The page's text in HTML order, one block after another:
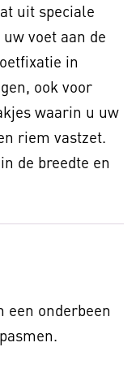
uit speciale
voet aan de
in
ook voor
waarin u uw
riem vastzet.
de breedte en
een onderbeen